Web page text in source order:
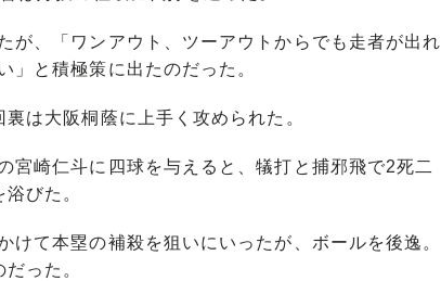
、「ワンアウト、ツーアウトからでも走者が出れ
」と積極策に出たのだった。
は大阪桐蔭に上手く攻められた。
崎仁斗に四球を与えると、犠打と捕邪飛で2死二
びた。
て本塁の補殺を狙いにいったが、ボールを後逸。
った。